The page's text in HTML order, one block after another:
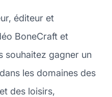
éditeur et
BoneCraft et
souhaitez gagner un
les domaines des
des loisirs,